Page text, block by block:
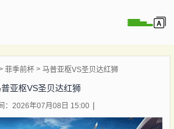
菲季前杯 马普亚枢VS圣贝达红狮
亚枢VS圣贝达红狮
：2026年07月08日 15:00